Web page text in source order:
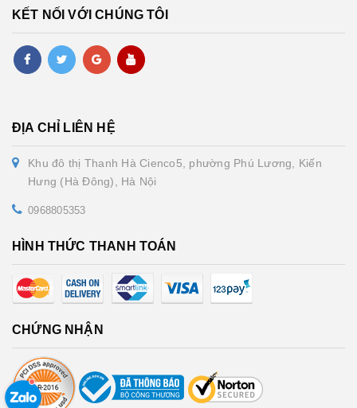
KẾT NỐI VỚI CHÚNG TÔI
ĐỊA CHỈ LIÊN HỆ
Khu đô thị Thanh Hà Cienco5, phường Phú Lương, Kiến
Hưng (Hà Đông), Hà Nội
0968805353
HÌNH THỨC THANH TOÁN
CHỨNG NHẬN